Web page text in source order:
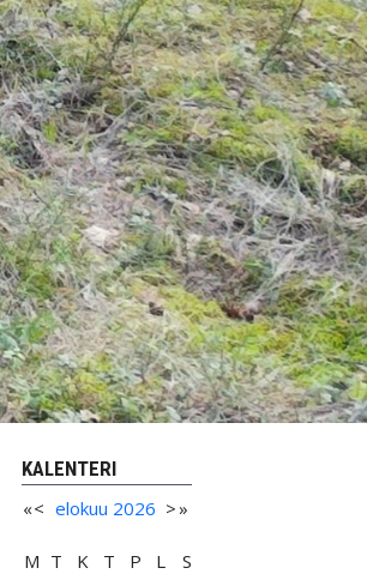
KALENTERI
«< elokuu 2026 >»
M T K T P L
S